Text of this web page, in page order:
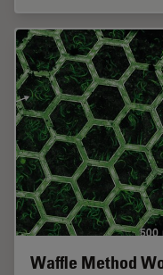
Waffle Method